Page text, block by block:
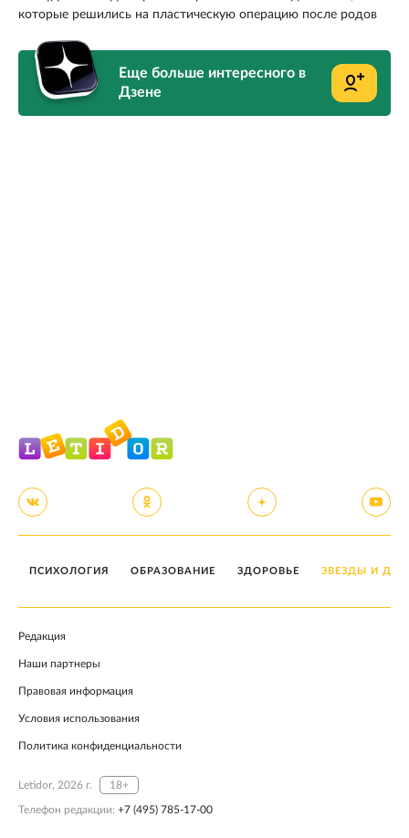
которые решились на пластическую операцию после родов
Еще больше интересного в
Дзене
ПСИХОЛОГИЯ ОБРАЗОВАНИЕ ЗДОРОВЬЕ ЗВЕЗДЫ И
Редакция
Наши партнеры
Правовая информация
Условия использования
Политика конфиденциальности
Letidor, 2026 г. 18+
Телефон редакции: +7 (495) 785-17-00